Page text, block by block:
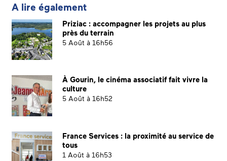
A lire également
Priziac : accompagner les projets au plus
près du terrain
5 Août à 16h56
À Gourin, le cinéma associatif fait vivre la
culture
5 Août à 16h52
France Services : la proximité au service de
tous
1 Août à 16h53